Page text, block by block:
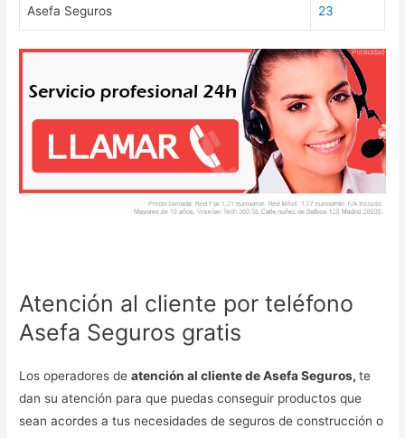
Asefa Seguros
23
Atención al cliente por teléfono
Asefa Seguros gratis
Los operadores deatención al cliente de Asefa Seguros,te
dan su atención para que puedas conseguir productos que
sean acordes a tus necesidades de seguros de construcción o